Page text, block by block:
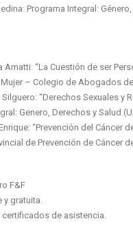
Programa Integral:
Amatti: “La Cuestión de ser
– Colegio de Abogados de
“Derechos Sexuales y
Genero, Derechos y Salud
“Prevención del Cáncer
de Prevención de Cáncer
F&F
y gratuita.
certificados de asistencia.